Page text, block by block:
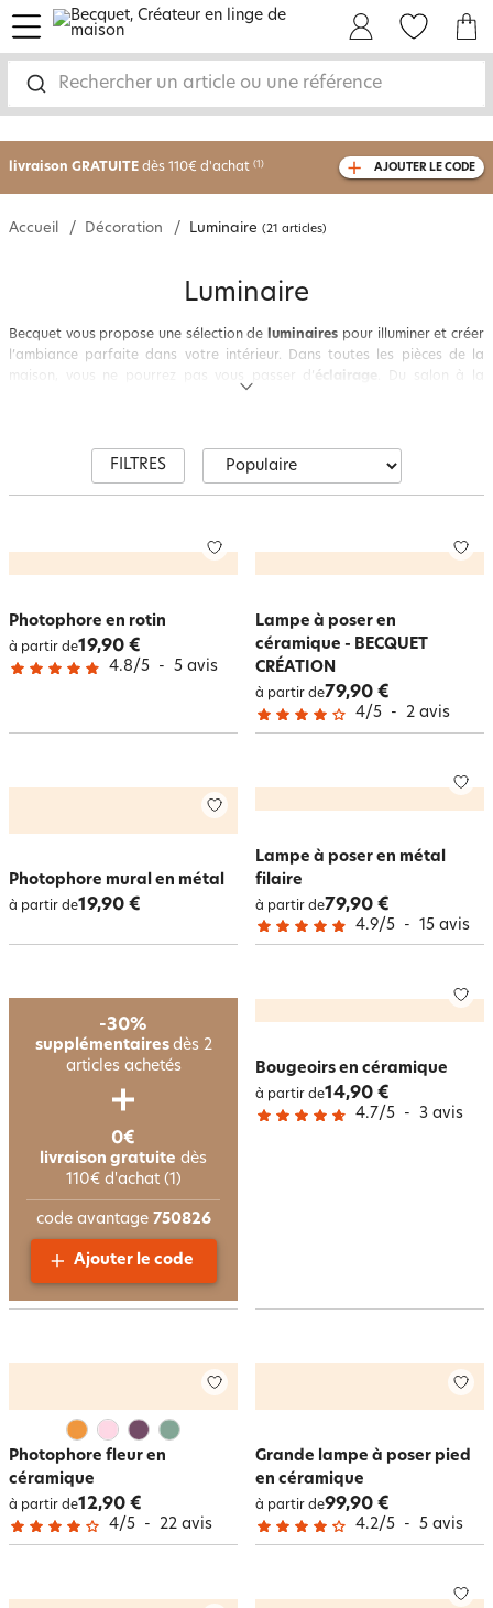
Rechercher un article ou une référence
menu
-30% sur votre commandedès 2 articles
livraison GRATUITE dès 110€ d'achat (1)
avec le code 750826
AJOUTER LE CODE
Accueil Décoration Luminaire (21 articles)
Luminaire
Becquet vous propose une sélection de luminaires pour illuminer et créer
l’ambiance parfaite dans votre intérieur. Dans toutes les pièces de la
maison, vous ne pourrez pas vous passer d’
éclairage
. Du salon à la
bougies, elles ne sont pas en reste pour créer de belles
ambiances chaleureuses, romantiques ou festives. De beaux bougeoirs,
chandelier pour les grands repas ou les bougeoirs centre de table
donnent une touche de chic à vos repas. Sur becquet.be, nous faisons la
FILTRES
Photophore en rotin
à partir de19,90 €
4.8/5 - 5 avis
Lampe à poser en
céramique - BECQUET
CRÉATION
à partir de79,90 €
4/5 - 2 avis
Photophore mural en métal
à partir de19,90 €
Lampe à poser en métal
filaire
à partir de79,90 €
4.9/5 - 15 avis
Bougeoirs en céramique
à partir de14,90 €
4.7/5 - 3 avis
Photophore fleur en
céramique
à partir de12,90 €
4/5 - 22 avis
Grande lampe à poser pied
en céramique
à partir de99,90 €
4.2/5 - 5 avis
-30%
supplémentaires dès 2
articles achetés
0€
livraison gratuite dès
110€ d'achat (1)
code avantage 750826
Ajouter le code